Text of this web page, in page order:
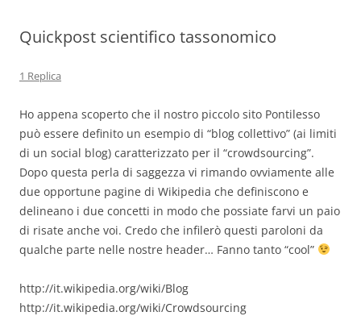
Quickpost scientifico tassonomico
1 Replica
Ho appena scoperto che il nostro piccolo sito Pontilesso
può essere definito un esempio di “blog collettivo” (ai limiti
di un social blog) caratterizzato per il “crowdsourcing”.
Dopo questa perla di saggezza vi rimando ovviamente alle
due opportune pagine di Wikipedia che definiscono e
delineano i due concetti in modo che possiate farvi un paio
di risate anche voi. Credo che infilerò questi paroloni da
qualche parte nelle nostre header… Fanno tanto “cool”
http://it.wikipedia.org/wiki/Blog
http://it.wikipedia.org/wiki/Crowdsourcing